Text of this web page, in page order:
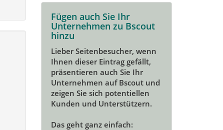
Fügen auch Sie Ihr
Unternehmen zu Bscout
hinzu
Lieber Seitenbesucher, wenn
Ihnen dieser Eintrag gefällt,
präsentieren auch Sie Ihr
Unternehmen auf Bscout und
zeigen Sie sich potentiellen
Kunden und Unterstützern.
Das geht ganz einfach: